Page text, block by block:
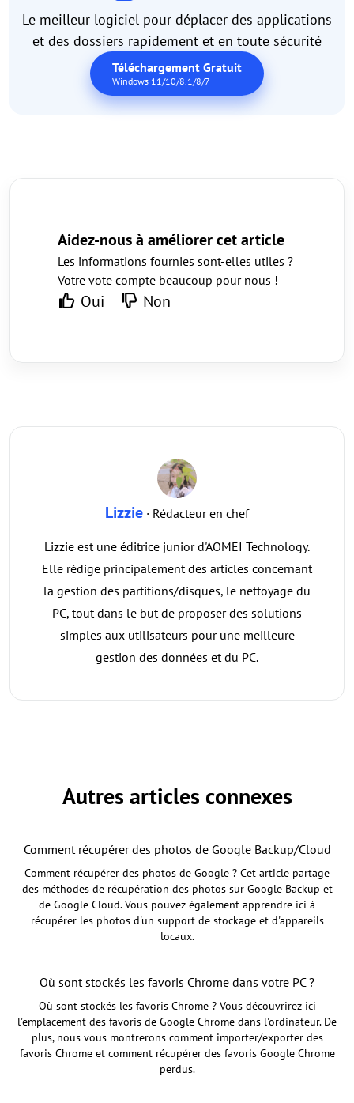
Le meilleur logiciel pour déplacer des applications
et des dossiers rapidement et en toute sécurité
Téléchargement Gratuit
Windows 11/10/8.1/8/7
Aidez-nous à améliorer cet article
Les informations fournies sont-elles utiles ?
Votre vote compte beaucoup pour nous !
Oui Non
Lizzie · Rédacteur en chef
Lizzie est une éditrice junior d'AOMEI Technology.
Elle rédige principalement des articles concernant
la gestion des partitions/disques, le nettoyage du
PC, tout dans le but de proposer des solutions
simples aux utilisateurs pour une meilleure
gestion des données et du PC.
Autres articles connexes
Comment récupérer des photos de Google Backup/Cloud
Comment récupérer des photos de Google ? Cet article partage
des méthodes de récupération des photos sur Google Backup et
de Google Cloud. Vous pouvez également apprendre ici à
récupérer les photos d'un support de stockage et d'appareils
locaux.
Où sont stockés les favoris Chrome dans votre PC ?
Où sont stockés les favoris Chrome ? Vous découvrirez ici
l'emplacement des favoris de Google Chrome dans l'ordinateur. De
plus, nous vous montrerons comment importer/exporter des
favoris Chrome et comment récupérer des favoris Google Chrome
perdus.